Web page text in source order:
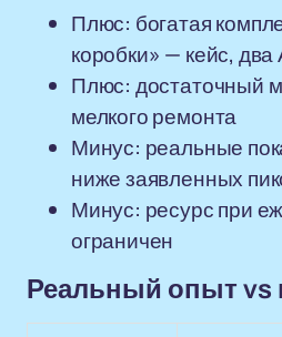
Плюс: богатая
коробки» — кейс,
Плюс: достаточный
мелкого ремонта
Минус: реальные
ниже заявленных
Минус: ресурс при
ограничен
Реальный опыт vs